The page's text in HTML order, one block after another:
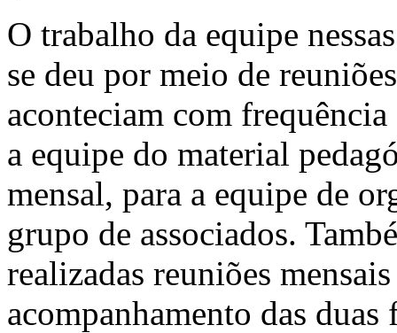
O trabalho da equipe
se deu por meio de
aconteciam com frequência
a equipe do material
mensal, para a equipe de
grupo de associados.
realizadas reuniões
acompanhamento das duas